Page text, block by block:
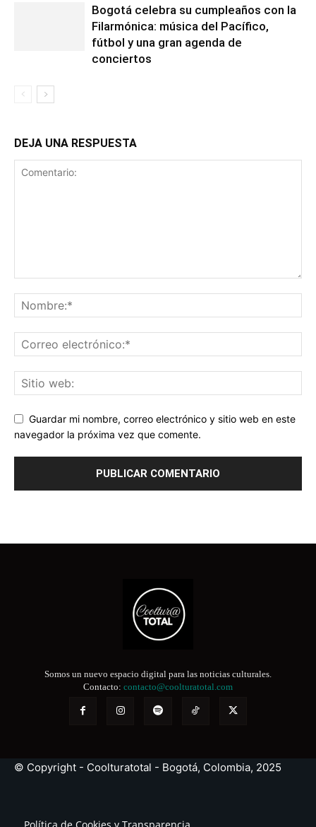
Bogotá celebra su cumpleaños con la
Filarmónica: música del Pacífico,
fútbol y una gran agenda de
conciertos
DEJA UNA RESPUESTA
Guardar mi nombre, correo electrónico y sitio web en este
navegador la próxima vez que comente.
Somos un nuevo espacio digital para las noticias culturales.
Contacto: contacto@coolturatotal.com
© Copyright - Coolturatotal - Bogotá, Colombia, 2025
Política de Cookies y Transparencia